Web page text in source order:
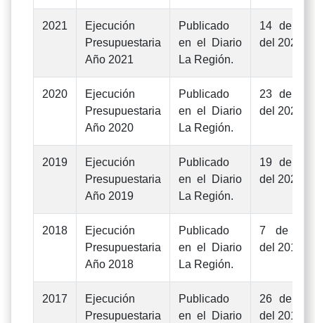
2021
Ejecución
Presupuestaria
Año 2021
Publicado
en el Diario
La Región.
14 de
del 2022
2020
Ejecución
Presupuestaria
Año 2020
Publicado
en el Diario
La Región.
23 de
del 2021
2019
Ejecución
Presupuestaria
Año 2019
Publicado
en el Diario
La Región.
19 de
del 2020
2018
Ejecución
Presupuestaria
Año 2018
Publicado
en el Diario
La Región.
7 de
del 2019
2017
Ejecución
Presupuestaria
Publicado
en el Diario
26 de
del 2018